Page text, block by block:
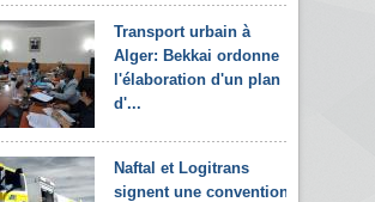
Transport urbain à
Alger: Bekkai ordonne
l'élaboration d'un plan
d'...
Naftal et Logitrans
signent une convention